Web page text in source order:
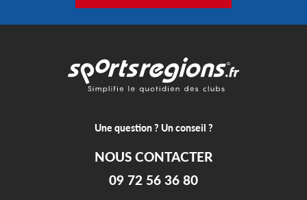
Une question ? Un conseil ?
NOUS CONTACTER
09 72 56 36 80